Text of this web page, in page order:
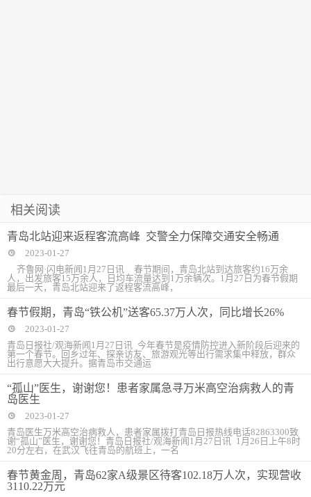
相关阅读
青岛北站迎来返程客流高峰 交警全力保障交通安全畅通
2023-01-27
齐鲁网·闪电新闻1月27日讯 春节期间，青岛北站到达旅客约16万余
人，出发旅客15万余人，日均车流量达到1万余辆次。1月27日为春节假期
最后一天，青岛北站迎来了返程客流高峰，
春节假期，青岛“铁公机”送客65.37万人次，同比增长26%
2023-01-27
青岛日报社/观海新闻1月27日讯 今年春节是疫情防控进入新阶段后迎来的
第一个春节。回乡过年、探亲访友、旅游观光等出行需求集中释放，群众
出行意愿大大提升。据青岛市交通运
“孤山”医生，谢谢您！患者家属急寻万米高空治病救人的青
岛医生
2023-01-27
青岛医生万米高空治病救人，患者家属拨打青岛日报热线电话82863300致
谢“孤山”医生，谢谢您！青岛日报社/观海新闻1月27日讯 1月26日上午8时
20分左右，在武汉飞往青岛的航班上，一名
春节黄金周，青岛62家A级景区待客102.18万人次，实现营收
3110.22万元